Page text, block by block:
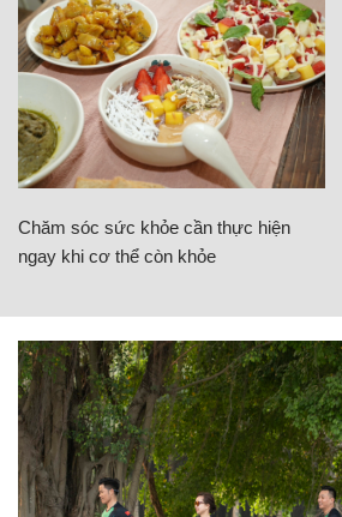
Chăm sóc sức khỏe cần thực hiện
ngay khi cơ thể còn khỏe